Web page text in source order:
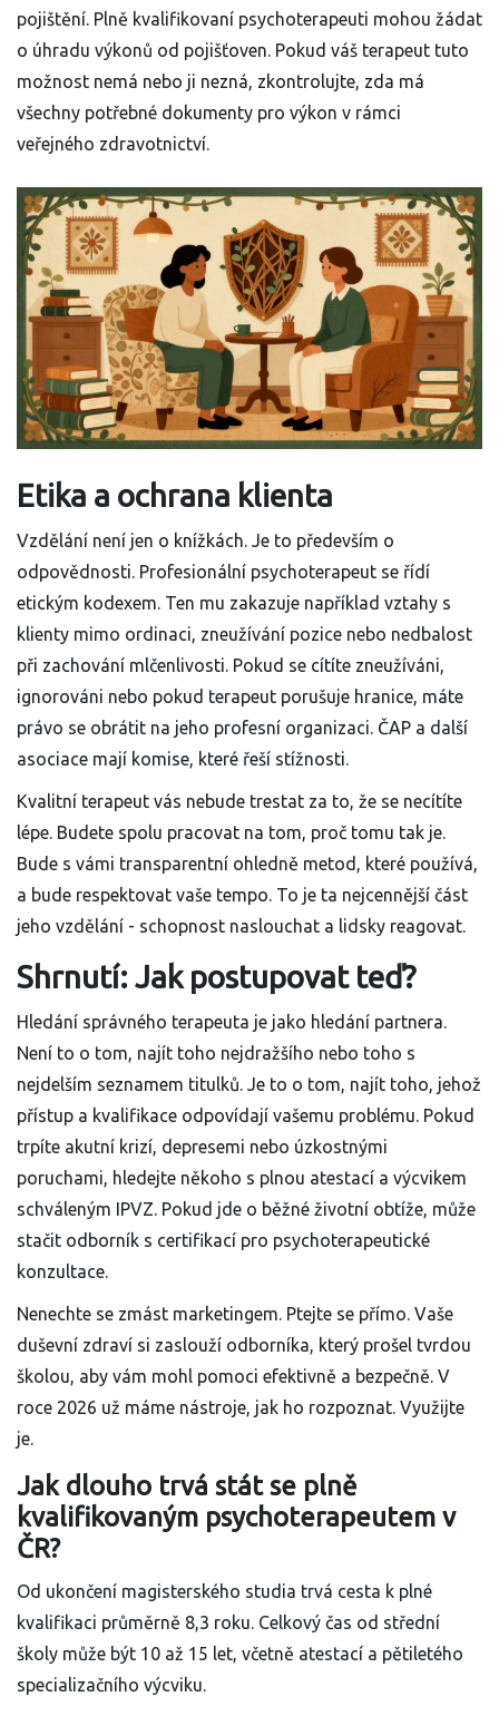
pojištění. Plně kvalifikovaní psychoterapeuti mohou žádat
o úhradu výkonů od pojišťoven. Pokud váš terapeut tuto
možnost nemá nebo ji nezná, zkontrolujte, zda má
všechny potřebné dokumenty pro výkon v rámci
veřejného zdravotnictví.
Etika a ochrana klienta
Vzdělání není jen o knížkách. Je to především o
odpovědnosti. Profesionální psychoterapeut se řídí
etickým kodexem. Ten mu zakazuje například vztahy s
klienty mimo ordinaci, zneužívání pozice nebo nedbalost
při zachování mlčenlivosti. Pokud se cítíte zneužíváni,
ignorováni nebo pokud terapeut porušuje hranice, máte
právo se obrátit na jeho profesní organizaci. ČAP a další
asociace mají komise, které řeší stížnosti.
Kvalitní terapeut vás nebude trestat za to, že se necítíte
lépe. Budete spolu pracovat na tom, proč tomu tak je.
Bude s vámi transparentní ohledně metod, které používá,
a bude respektovat vaše tempo. To je ta nejcennější část
jeho vzdělání - schopnost naslouchat a lidsky reagovat.
Shrnutí: Jak postupovat teď?
Hledání správného terapeuta je jako hledání partnera.
Není to o tom, najít toho nejdražšího nebo toho s
nejdelším seznamem titulků. Je to o tom, najít toho, jehož
přístup a kvalifikace odpovídají vašemu problému. Pokud
trpíte akutní krizí, depresemi nebo úzkostnými
poruchami, hledejte někoho s plnou atestací a výcvikem
schváleným IPVZ. Pokud jde o běžné životní obtíže, může
stačit odborník s certifikací pro psychoterapeutické
konzultace.
Nenechte se zmást marketingem. Ptejte se přímo. Vaše
duševní zdraví si zaslouží odborníka, který prošel tvrdou
školou, aby vám mohl pomoci efektivně a bezpečně. V
roce 2026 už máme nástroje, jak ho rozpoznat. Využijte
je.
Jak dlouho trvá stát se plně
kvalifikovaným psychoterapeutem v
ČR?
Od ukončení magisterského studia trvá cesta k plné
kvalifikaci průměrně 8,3 roku. Celkový čas od střední
školy může být 10 až 15 let, včetně atestací a pětiletého
specializačního výcviku.